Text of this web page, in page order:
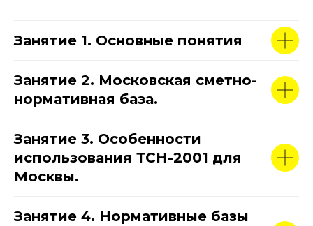
Занятие 1. Основные понятия
Занятие 2. Московская сметно-
нормативная база.
Занятие 3. Особенности
использования ТСН-2001 для
Москвы.
Занятие 4. Нормативные базы